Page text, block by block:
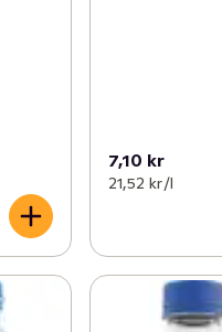
7,10 kr
21,52 kr /l